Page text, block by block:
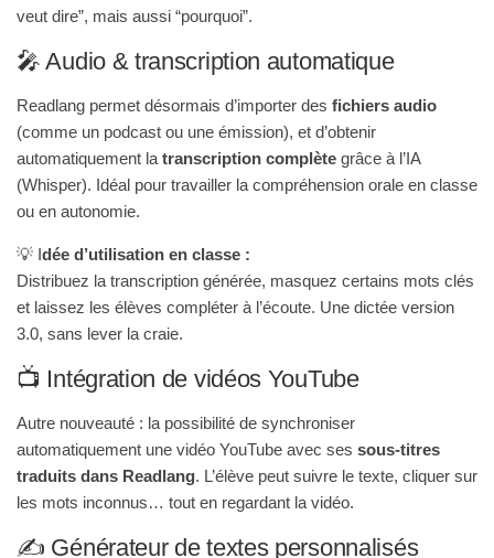
veut dire”, mais aussi “pourquoi”.
🎤 Audio & transcription automatique
Readlang permet désormais d’importer des fichiers audio
(comme un podcast ou une émission), et d’obtenir
automatiquement la transcription complète grâce à l’IA
(Whisper). Idéal pour travailler la compréhension orale en classe
ou en autonomie.
💡 Idée d’utilisation en classe :
Distribuez la transcription générée, masquez certains mots clés
et laissez les élèves compléter à l’écoute. Une dictée version
3.0, sans lever la craie.
📺 Intégration de vidéos YouTube
Autre nouveauté : la possibilité de synchroniser
automatiquement une vidéo YouTube avec ses sous-titres
traduits dans Readlang. L’élève peut suivre le texte, cliquer sur
les mots inconnus… tout en regardant la vidéo.
✍️ Générateur de textes personnalisés